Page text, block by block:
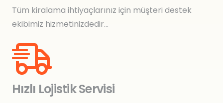
Tüm kiralama ihtiyaçlarınız için müşteri destek
ekibimiz hizmetinizdedir…
Hızlı Lojistik Servisi